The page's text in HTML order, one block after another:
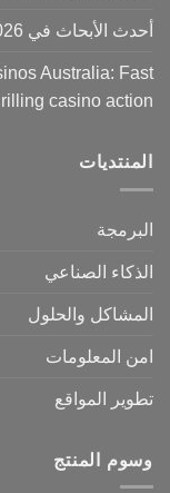
أحدث الأبحاث في 2026 حول تقنيات تخزين البيانات
Australia: Fast
casino action
المنتديات
البرمجة
الذكاء الصناعي
المشاكل والحلول
امن المعلومات
تطوير المواقع
وسوم المنتج